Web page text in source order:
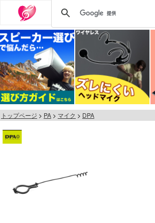
トップページ PA マイク DPA